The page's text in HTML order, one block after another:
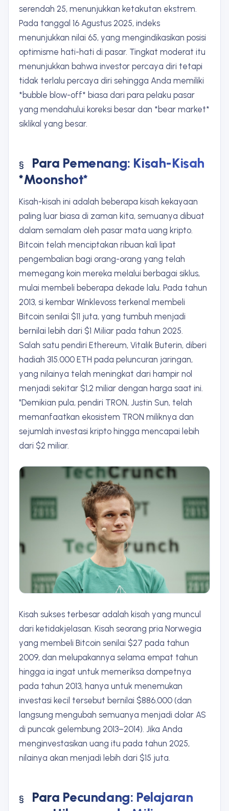
serendah 25, menunjukkan ketakutan ekstrem.
Pada tanggal 16 Agustus 2025, indeks
menunjukkan nilai 65, yang mengindikasikan posisi
optimisme hati-hati di pasar. Tingkat moderat itu
menunjukkan bahwa investor percaya diri tetapi
tidak terlalu percaya diri sehingga Anda memiliki
*bubble blow-off* biasa dari para pelaku pasar
yang mendahului koreksi besar dan *bear market*
siklikal yang besar.
Para Pemenang: Kisah-Kisah
*Moonshot*
Kisah-kisah ini adalah beberapa kisah kekayaan
paling luar biasa di zaman kita, semuanya dibuat
dalam semalam oleh pasar mata uang kripto.
Bitcoin telah menciptakan ribuan kali lipat
pengembalian bagi orang-orang yang telah
memegang koin mereka melalui berbagai siklus,
mulai membeli beberapa dekade lalu. Pada tahun
2013, si kembar Winklevoss terkenal membeli
Bitcoin senilai $11 juta, yang tumbuh menjadi
bernilai lebih dari $1 Miliar pada tahun 2025.
Salah satu pendiri Ethereum, Vitalik Buterin, diberi
hadiah 315.000 ETH pada peluncuran jaringan,
yang nilainya telah meningkat dari hampir nol
menjadi sekitar $1,2 miliar dengan harga saat ini.
"Demikian pula, pendiri TRON, Justin Sun, telah
memanfaatkan ekosistem TRON miliknya dan
sejumlah investasi kripto hingga mencapai lebih
dari $2 miliar.
Kisah sukses terbesar adalah kisah yang muncul
dari ketidakjelasan. Kisah seorang pria Norwegia
yang membeli Bitcoin senilai $27 pada tahun
2009, dan melupakannya selama empat tahun
hingga ia ingat untuk memeriksa dompetnya
pada tahun 2013, hanya untuk menemukan
investasi kecil tersebut bernilai $886.000 (dan
langsung mengubah semuanya menjadi dolar AS
di puncak gelembung 2013–2014). Jika Anda
menginvestasikan uang itu pada tahun 2025,
nilainya akan menjadi lebih dari $15 juta.
Para Pecundang: Pelajaran